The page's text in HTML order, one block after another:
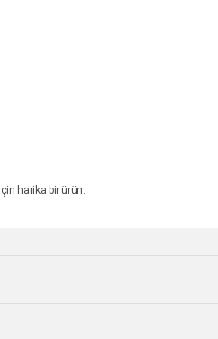
harika bir ürün.